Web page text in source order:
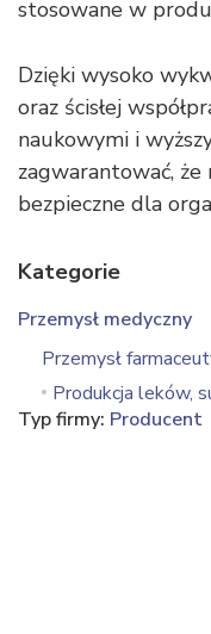
stosowane w
Dzięki wysoko
oraz ścisłej
naukowymi i
zagwarantować,
bezpieczne dla
Kategorie
Przemysł medyczny
Przemysł
Produkcja leków,
Typ firmy: Producent